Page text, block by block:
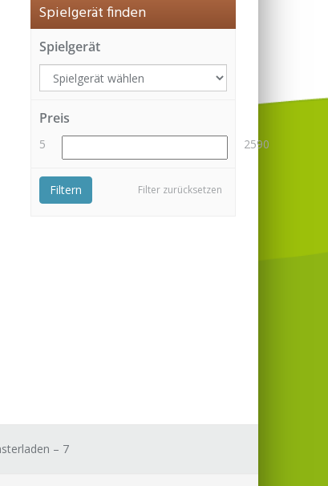
Spielgerät finden
Spielgerät
Preis
5 2590
Filter zurücksetzen
Filtern
– 7